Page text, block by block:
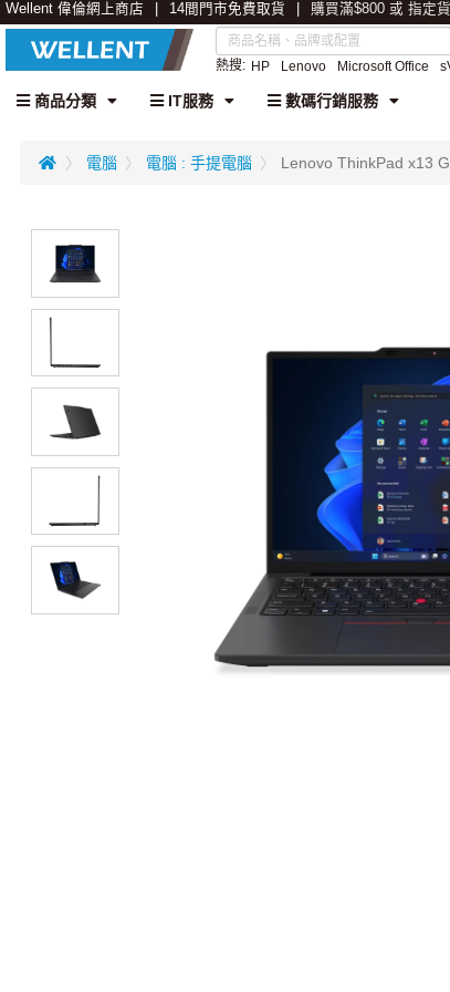
Wellent 偉倫網上商店 14間門市免費取貨 購買滿$800 或 指定
熱搜: HP Lenovo Microsoft Office
商品分類 IT服務 數碼行銷服務
電腦 電腦 : 手提電腦 Lenovo ThinkPad x13